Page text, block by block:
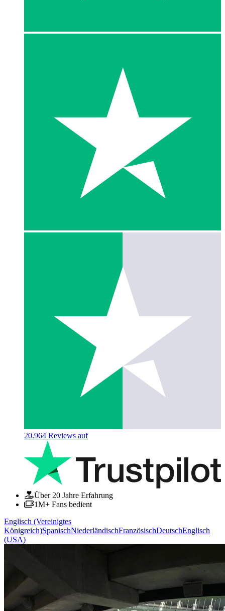
20.964 Reviews auf
Über 20 Jahre Erfahrung
1M+ Fans bedient
Englisch (Vereinigtes
Königreich)SpanischNiederländischFranzösischDeutschEnglisch
(USA)